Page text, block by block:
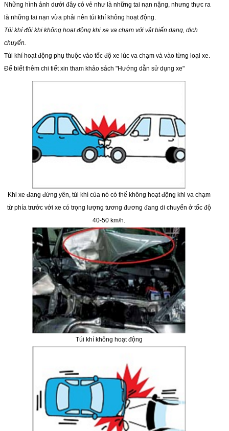
Những hình ảnh dưới đây có vẻ như là những tai nạn nặng, nhưng thực ra
là những tai nạn vừa phải nên túi khí không hoạt động.
Túi khí đôi khi không hoạt động khi xe va chạm với vật biến dạng, dịch
chuyển.
Túi khí hoạt động phụ thuộc vào tốc độ xe lúc va chạm và vào từng loại xe.
Để biết thêm chi tiết xin tham khảo sách "Hướng dẫn sử dụng xe"
Khi xe đang đứng yên, túi khí của nó có thể không hoạt động khi va chạm
từ phía trước với xe có trọng lượng tương đương đang di chuyển ở tốc độ
40-50 km/h.
Túi khí không hoạt động